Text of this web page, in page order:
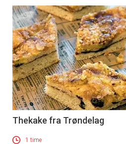
Thekake fra Trøndelag
1 time